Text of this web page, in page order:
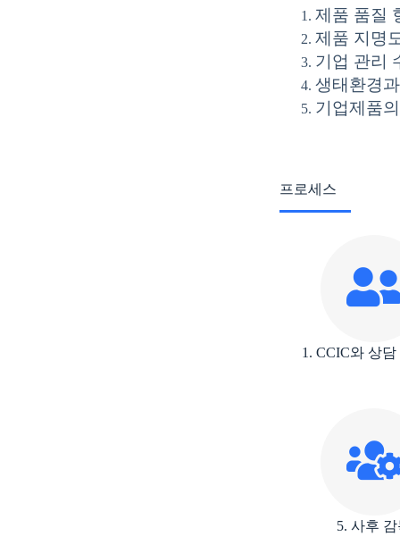
제품 품질
제품 지명
기업 관리
생태환경
기업제품
프로세스
1. CCIC와 상
5. 사후